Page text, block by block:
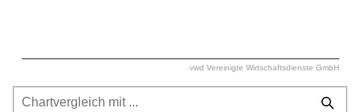
vwd Vereinigte Wirtschaftsdienste GmbH